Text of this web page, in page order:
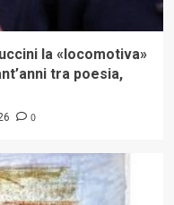
la «locomotiva»
tra poesia,
0